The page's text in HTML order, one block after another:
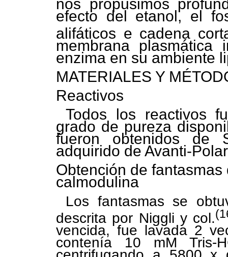
nos propusimos
efecto del etanol, el
alifáticos e cadena
membrana plasmática
enzima en su ambiente
MATERIALES Y
Reactivos
Todos los reactivos
grado de pureza
fueron obtenidos de
adquirido de Avanti-
Obtención de
calmodulina
Los fantasmas se
descrita por Niggli y col.
vencida, fue lavada 2
contenía 10 mM